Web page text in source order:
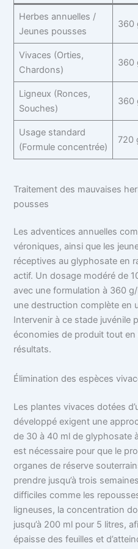
Herbes annuelles /
Jeunes pousses
360
Vivaces (Orties,
Chardons)
360
Ligneux (Ronces,
Souches)
360
Usage standard
(Formule concentrée)
720
Traitement des mauvaises
pousses
Les adventices annuelles
véroniques, ainsi que les
réceptives au glyphosate en
actif. Un dosage modéré de
avec une formulation à 360
une destruction complète en
Intervenir à ce stade juvénile
économies de produit tout en
résultats.
Élimination des espèces
Les plantes vivaces dotées
développé exigent une
de 30 à 40 ml de glyphosate
est nécessaire pour que le
organes de réserve
prendre jusqu’à trois
difficiles comme les
ligneuses, la concentration
jusqu’à 200 ml pour 5 litres,
épaisse des feuilles et